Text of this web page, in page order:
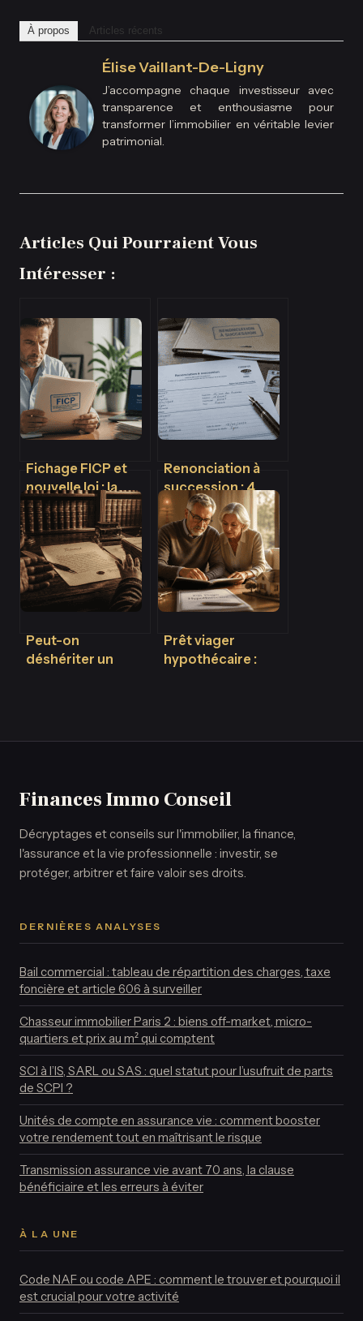
À propos Articles récents
Élise Vaillant-De-Ligny
J’accompagne chaque investisseur avec
transparence et enthousiasme pour
transformer l’immobilier en véritable levier
patrimonial.
Articles Qui Pourraient Vous
Intéresser :
Fichage FICP et
nouvelle loi : la
réalité des délais
et vos droits en
2025
Renonciation à
succession : 4
mois pour décider
et 3 erreurs de
dépôt à éviter
Peut-on
déshériter un
Prêt viager
hypothécaire :
Finances Immo Conseil
Décryptages et conseils sur l'immobilier, la finance,
l'assurance et la vie professionnelle : investir, se
protéger, arbitrer et faire valoir ses droits.
DERNIÈRES ANALYSES
Bail commercial : tableau de répartition des charges, taxe
foncière et article 606 à surveiller
Chasseur immobilier Paris 2 : biens off-market, micro-
quartiers et prix au m² qui comptent
SCI à l’IS, SARL ou SAS : quel statut pour l’usufruit de parts
de SCPI ?
Unités de compte en assurance vie : comment booster
votre rendement tout en maîtrisant le risque
Transmission assurance vie avant 70 ans, la clause
bénéficiaire et les erreurs à éviter
À LA UNE
Code NAF ou code APE : comment le trouver et pourquoi il
est crucial pour votre activité